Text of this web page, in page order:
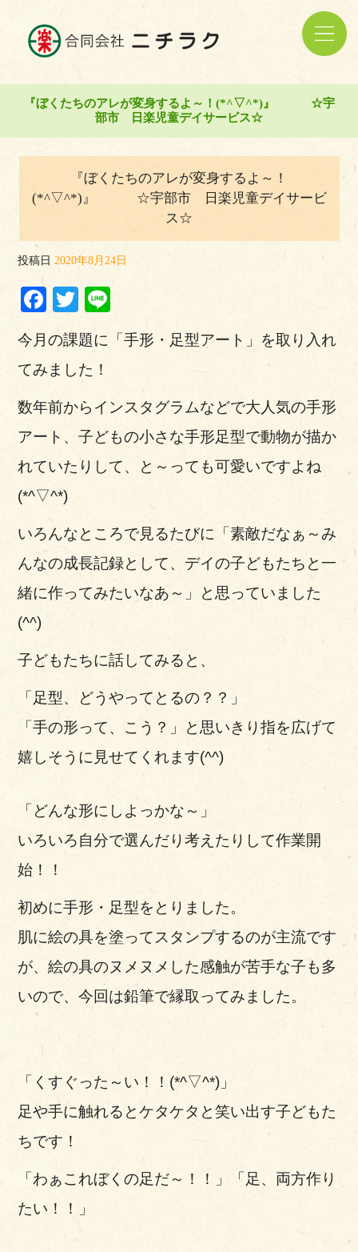
『ぼくたちのアレが変身するよ～！(*^▽^*)』 ☆宇
部市 日楽児童デイサービス☆
『ぼくたちのアレが変身するよ～！
(*^▽^*)』 ☆宇部市 日楽児童デイサービ
ス☆
投稿日 2020年8月24日
Facebook
Twitter
今月の課題に「手形・足型アート」を取り入れ
てみました！
数年前からインスタグラムなどで大人気の手形
アート、子どもの小さな手形足型で動物が描か
れていたりして、と～っても可愛いですよね
(*^▽^*)
いろんなところで見るたびに「素敵だなぁ～み
んなの成長記録として、デイの子どもたちと一
緒に作ってみたいなあ～」と思っていました
(^^)
子どもたちに話してみると、
「足型、どうやってとるの？？」
「手の形って、こう？」と思いきり指を広げて
嬉しそうに見せてくれます(^^)
「どんな形にしよっかな～」
いろいろ自分で選んだり考えたりして作業開
始！！
初めに手形・足型をとりました。
肌に絵の具を塗ってスタンプするのが主流です
が、絵の具のヌメヌメした感触が苦手な子も多
いので、今回は鉛筆で縁取ってみました。
「くすぐった～い！！(*^▽^*)」
足や手に触れるとケタケタと笑い出す子どもた
ちです！
「わぁこれぼくの足だ～！！」「足、両方作り
たい！！」